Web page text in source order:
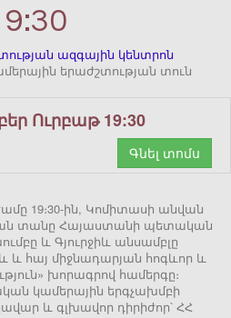
ազգային կենտրոն
երաժշտության տուն
Ուրբաթ 19:30
Գնել տոմս
19։30-ին, Կոմիտասի անվան
տանը Հայաստանի պետական
և Գյուրջիև անսամբլը
և հայ միջնադարյան հոգևոր և
խորագրով համերգը։
կամերային երգչախմբի
և գլխավոր դիրիժոր՝ ՀՀ